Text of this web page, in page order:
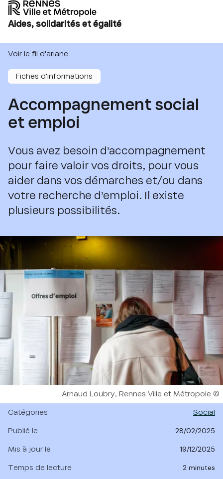
Aides, solidarités et égalité
Voir le fil d'ariane
Accompagnement social
et emploi
Vous avez besoin d’accompagnement
pour faire valoir vos droits, pour vous
aider dans vos démarches et/ou dans
votre recherche d’emploi. Il existe
plusieurs possibilités.
Fiches d'informations
Droits réservés :
Arnaud Loubry, Rennes Ville et Métropole
Catégories Social
Publié le 28/02/2025
Mis à jour le 19/12/2025
Temps de lecture 2 minutes